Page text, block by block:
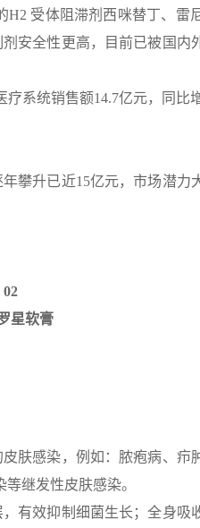
受体阻滞剂西咪替丁、雷
安全性更高，目前已被国内
系统销售额14.7亿元，同比
攀升已近15亿元，市场潜力
02
星软膏
肤感染，例如：脓疱病、疖
继发性皮肤感染。
有效抑制细菌生长；全身吸